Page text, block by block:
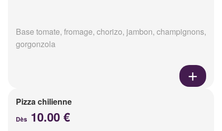
Base tomate, fromage, chorizo, jambon, champignons,
gorgonzola
Pizza chilienne
Dès 10.00 €